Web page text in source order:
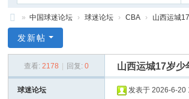
国
迷
» 中国球迷论坛 › 球迷论坛 › CBA › 山西运城
发新帖
查看: 2178 回复: 0 山西运城17岁少
球迷论坛 发表于 2026-6-20